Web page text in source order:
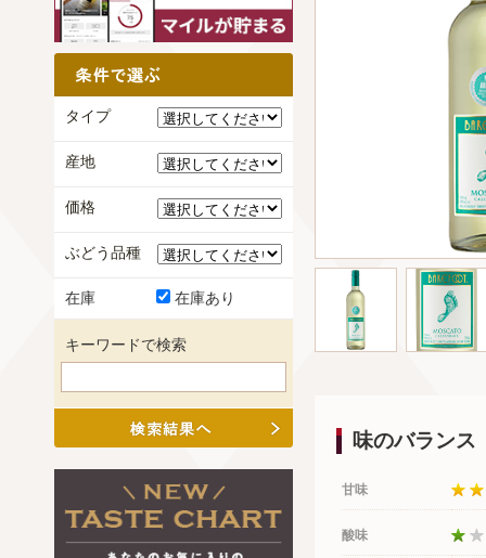
味のバランス
甘味
酸味
タイプ
産地
価格
ぶどう品種
在庫 在庫あり
キーワードで検索